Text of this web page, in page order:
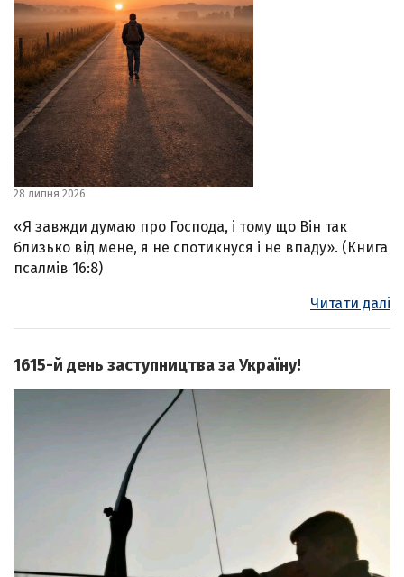
28 липня 2026
«Я завжди думаю про Господа, і тому що Він так
близько від мене, я не спотикнуся і не впаду». (Книга
псалмів 16:8)
Читати далі
1615-й день заступництва за Україну!